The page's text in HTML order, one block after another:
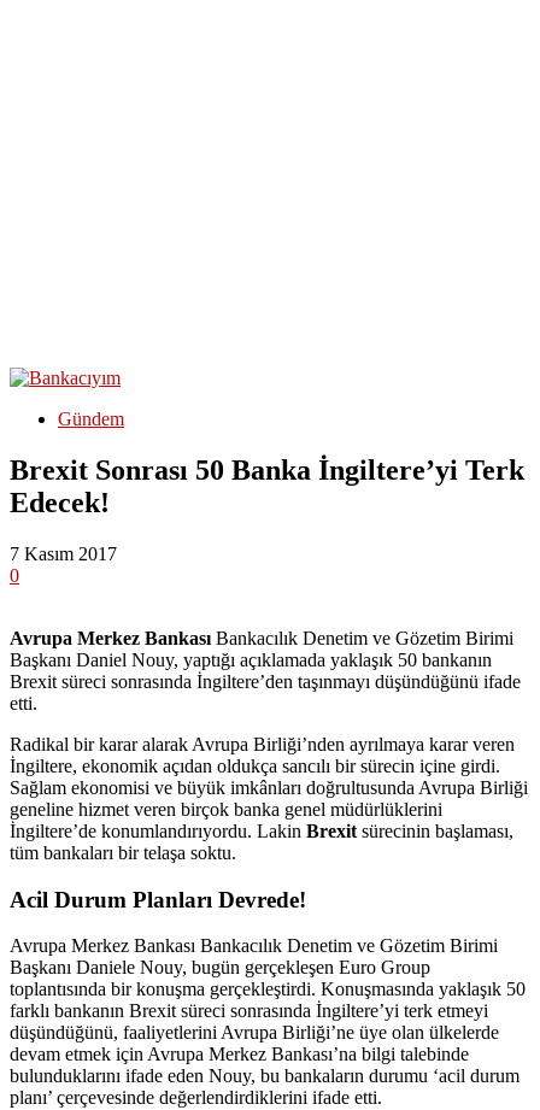
Gündem
Brexit Sonrası 50 Banka İngiltere’yi Terk
Edecek!
7 Kasım 2017
0
Avrupa Merkez Bankası Bankacılık Denetim ve Gözetim Birimi
Başkanı Daniel Nouy, yaptığı açıklamada yaklaşık 50 bankanın
Brexit süreci sonrasında İngiltere’den taşınmayı düşündüğünü ifade
etti.
Radikal bir karar alarak Avrupa Birliği’nden ayrılmaya karar veren
İngiltere, ekonomik açıdan oldukça sancılı bir sürecin içine girdi.
Sağlam ekonomisi ve büyük imkânları doğrultusunda Avrupa Birliği
geneline hizmet veren birçok banka genel müdürlüklerini
İngiltere’de konumlandırıyordu. Lakin Brexit sürecinin başlaması,
tüm bankaları bir telaşa soktu.
Acil Durum Planları Devrede!
Avrupa Merkez Bankası Bankacılık Denetim ve Gözetim Birimi
Başkanı Daniele Nouy, bugün gerçekleşen Euro Group
toplantısında bir konuşma gerçekleştirdi. Konuşmasında yaklaşık 50
farklı bankanın Brexit süreci sonrasında İngiltere’yi terk etmeyi
düşündüğünü, faaliyetlerini Avrupa Birliği’ne üye olan ülkelerde
devam etmek için Avrupa Merkez Bankası’na bilgi talebinde
bulunduklarını ifade eden Nouy, bu bankaların durumu ‘acil durum
planı’ çerçevesinde değerlendirdiklerini ifade etti.